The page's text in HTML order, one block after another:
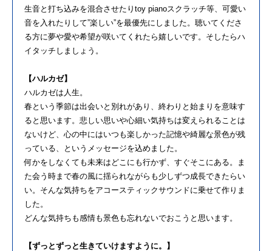
⽣⾳と打ち込みを混合させたりtoy pianoスクラッチ等、可愛い
⾳を⼊れたりして”楽しい”を最優先にしました。聴いてくださ
る⽅に夢や愛や希望が咲いてくれたら嬉しいです。そしたらハ
イタッチしましょう。
【ハルカゼ】
ハルカゼは⼈⽣。
春という季節は出会いと別れがあり、終わりと始まりを意味す
ると思います。悲しい思いや⼼細い気持ちは変えられることは
ないけど、⼼の中にはいつも楽しかった記憶や綺麗な景⾊が残
っている、というメッセージを込めました。
何かをしなくても未来はどこにも⾏かず、すぐそこにある。ま
た会う時まで春の⾵に揺られながらも少しずつ成⻑できたらい
い。そんな気持ちをアコースティックサウンドに乗せて作りま
した。
どんな気持ちも感情も景⾊も忘れないでおこうと思います。
【ずっとずっと⽣きていけますように。】